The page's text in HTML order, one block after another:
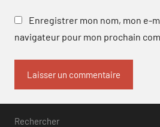
Enregistrer mon nom, mon e-
navigateur pour mon prochain
Rechercher